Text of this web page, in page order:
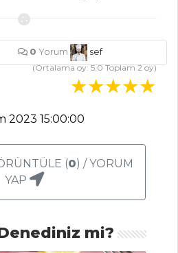
0 Yorum
sef
(Ortalama oy:5.0Toplam2oy)
2023 15:00:00
(0) / YORUM
YAP
mi?